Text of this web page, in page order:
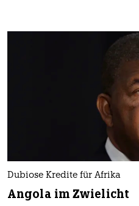
Dubiose Kredite für Afrika
Angola im Zwielicht